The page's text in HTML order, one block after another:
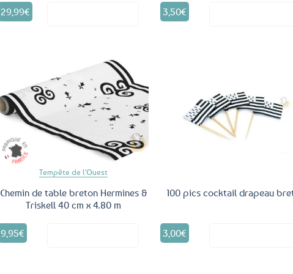
29,99€ 3,50€
aux
favoris
Tempête de l'Ouest
Chemin de table breton Hermines &
Triskell 40 cm x 4.80 m
9,95€
aux
100 pics cocktail drapeau
3,00€